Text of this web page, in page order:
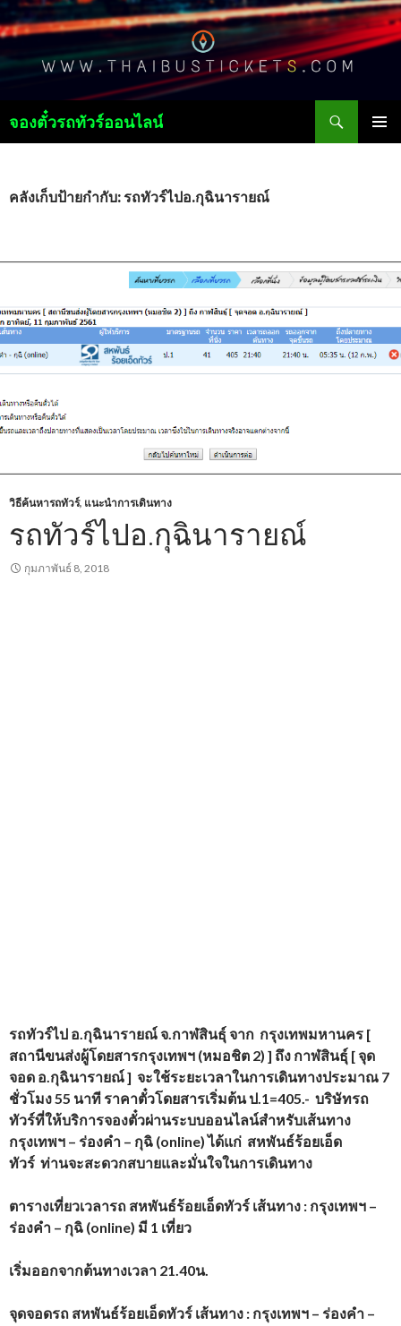
จองตั๋วรถทัวร์ออนไลน์
เนื้อหา
คลังเก็บป้ายกำกับ: รถทัวร์ไปอ.กุฉินารายณ์
วิธีค้นหารถทัวร์, แนะนำการเดินทาง
รถทัวร์ไปอ.กุฉินารายณ์
กุมภาพันธ์ 8, 2018
รถทัวร์ไป อ.กุฉินารายณ์จ.กาฬสินธุ์จาก กรุงเทพมหานคร [
สถานีขนส่งผู้โดยสารกรุงเทพฯ (หมอชิต 2) ] ถึง กาฬสินธุ์ [ จุด
จอด อ.กุฉินารายณ์ ] จะใช้ระยะเวลาในการเดินทางประมาณ 7
ชั่วโมง55 นาที ราคาตั๋วโดยสารเริ่มต้น ป.1=405.- บริษัทรถ
ทัวร์ที่ให้บริการจองตั๋วผ่านระบบออนไลน์สำหรับเส้นทาง
กรุงเทพฯ – ร่องคำ – กุฉิ (online)ได้แก่ สหพันธ์ร้อยเอ็ด
ทัวร์ ท่านจะสะดวกสบายและมั่นใจในการเดินทาง
ตารางเที่ยวเวลารถ สหพันธ์ร้อยเอ็ดทัวร์ เส้นทาง : กรุงเทพฯ –
ร่องคำ – กุฉิ (online) มี 1 เที่ยว
เริ่มออกจากต้นทางเวลา 21.40น.
จุดจอดรถ สหพันธ์ร้อยเอ็ดทัวร์ เส้นทาง : กรุงเทพฯ – ร่องคำ –